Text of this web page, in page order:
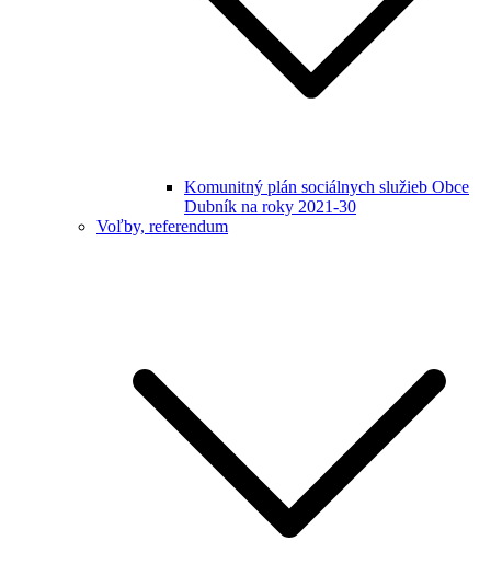
Komunitný plán sociálnych služieb Obce
Dubník na roky 2021-30
Voľby, referendum